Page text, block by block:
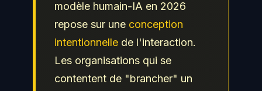
modèle humain-IA en 2026
repose sur une conception
intentionnelle de l'interaction.
Les organisations qui se
contentent de "brancher" un